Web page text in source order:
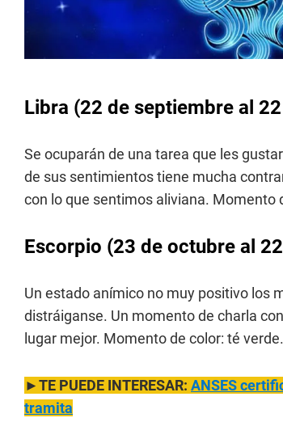
Libra (22 de septiembre al
Se ocuparán de una tarea que les
de sus sentimientos tiene mucha
con lo que sentimos aliviana. Momento
Escorpio (23 de octubre al
Un estado anímico no muy positivo los
distráiganse. Un momento de charla
lugar mejor. Momento de color: té verde.
►TE PUEDE INTERESAR: ANSES
tramita